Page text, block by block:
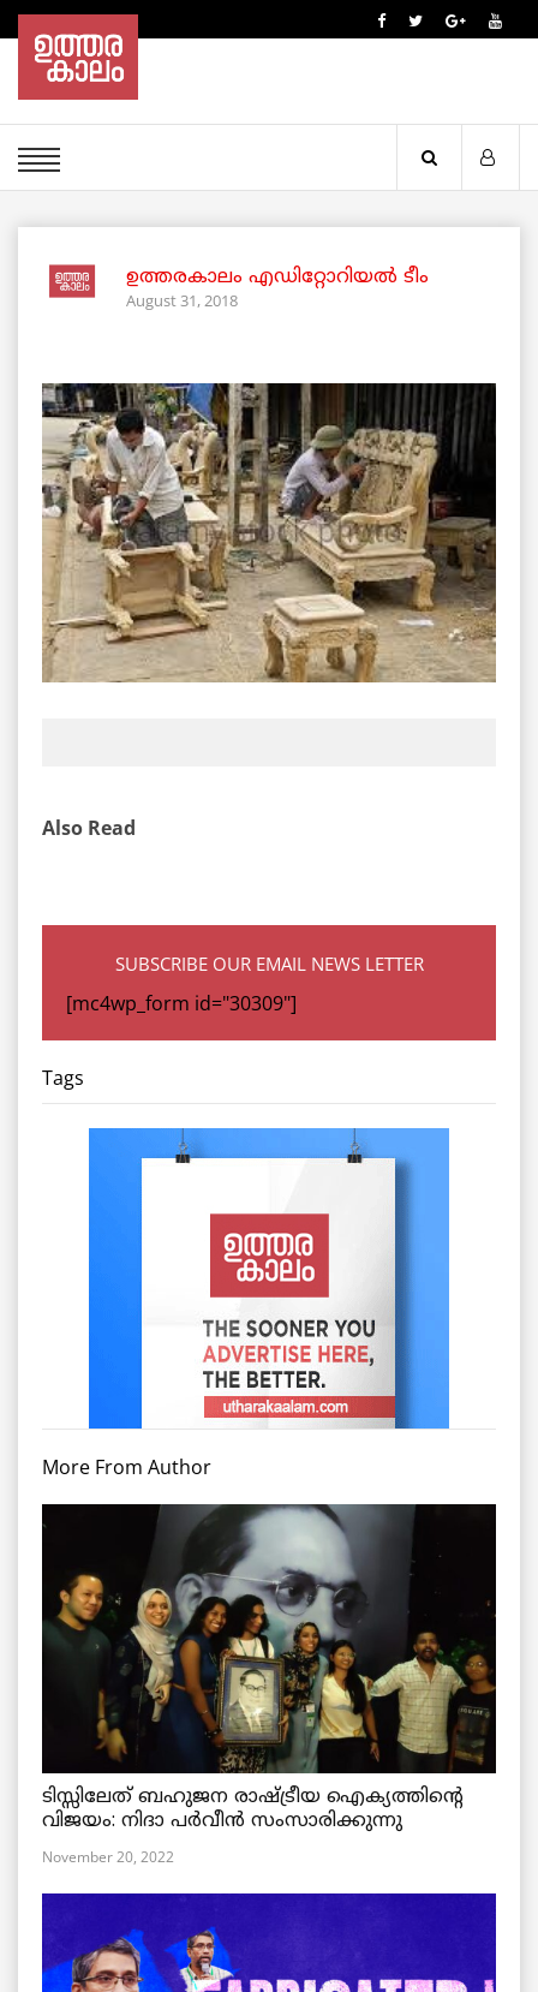
ഉത്തരകാലം എഡിറ്റോറിയല്‍ ടീം
August 31, 2018
Also Read
SUBSCRIBE OUR EMAIL NEWS LETTER
[mc4wp_form id="30309"]
Tags
More From Author
ടിസ്സിലേത് ബഹുജന രാഷ്ട്രീയ ഐക്യത്തിന്റെ
വിജയം: നിദാ പർവീൻ സംസാരിക്കുന്നു
November 20, 2022